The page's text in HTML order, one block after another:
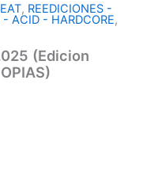
, REEDICIONES -
ACID - HARDCORE,
(Edicion